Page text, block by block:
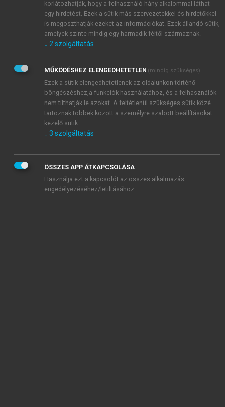
Kérek értesítést a MeRSZ újdonságairól, akcióiról.
Kérek értesítést az Akadémiai Kiadó Zrt. újdonságairól,
Adatkezelési tájékoztatóbanfoglaltakat tudomásul
veszem és elfogadom.
Általános vásárlási feltételeket, valamint a szotar.netés a
mersz.huoldalak licencszerződéseiben foglaltakat
tudomásul veszem és elfogadom.
KIPRÓBÁLOM
korlátozhatják, hogy a felhasználó hány alkalommal láthat
egy hirdetést. Ezek a sütik más szervezetekkel és hirdetőkkel
is megoszthatják ezeket az információkat. Ezek állandó sütik,
amelyek szinte mindig egy harmadik féltől származnak.
↓ 2 szolgáltatás
MŰKÖDÉSHEZ ELENGEDHETETLEN (mindig szükséges)
Ezek a sütik elengedhetetlenek az oldalunkon történő
böngészéshez,a funkciók használatához, és a felhasználók
nem tilthatják le azokat. A feltétlenül szükséges sütik közé
tartoznak többek között a személyre szabott beállításokat
kezelő sütik.
↓ 3 szolgáltatás
ÖSSZES APP ÁTKAPCSOLÁSA
Használja ezt a kapcsolót az összes alkalmazás
engedélyezéséhez/letiltásához.